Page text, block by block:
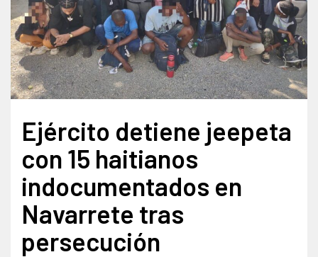
Ejército detiene jeepeta
con 15 haitianos
indocumentados en
Navarrete tras
persecución